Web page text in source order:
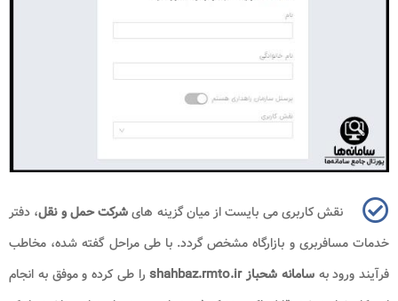
نقش کاربری می بایست از میان گزینه هایشرکت حمل و نقل، دفتر
خدمات مسافربری و بازارگاه مشخص گردد. با طی مراحل گفته شده، مخاطب
فرآیند ورود بهسامانه شحباز shahbaz.rmto.ir
را طی کرده و موفق به انجام